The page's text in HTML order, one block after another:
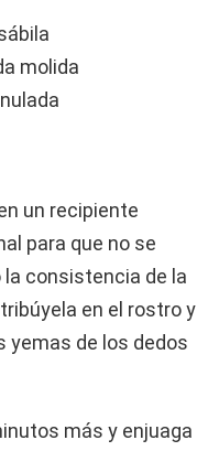
molida
un recipiente
para que no se
consistencia de la
en el rostro y
yemas de los dedos
más y enjuaga